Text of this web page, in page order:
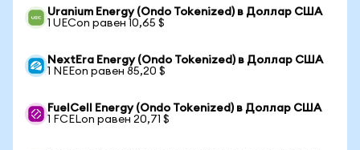
Uranium Energy (Ondo Tokenized) в Доллар США
1 UECon равен 10,65 $
NextEra Energy (Ondo Tokenized) в Доллар США
1 NEEon равен 85,20 $
FuelCell Energy (Ondo Tokenized) в Доллар США
1 FCELon равен 20,71 $